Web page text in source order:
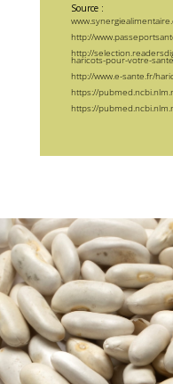
Source :
http://
http://
haricots-pour-votre-
http://www.e-sante.fr/
https://
https://